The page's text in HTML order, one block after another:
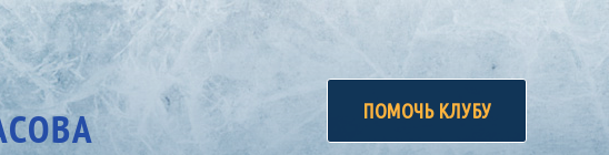
ПОМОЧЬ КЛУБУ